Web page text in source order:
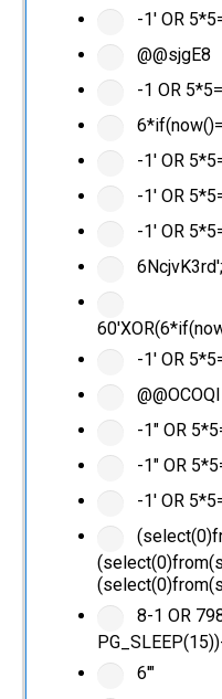
-1' OR
@@sjgE8
-1 OR
-1' OR
-1' OR
-1' OR
-1' OR
@@OCOQl
-1" OR
-1" OR
-1' OR
8-1 OR
6'"